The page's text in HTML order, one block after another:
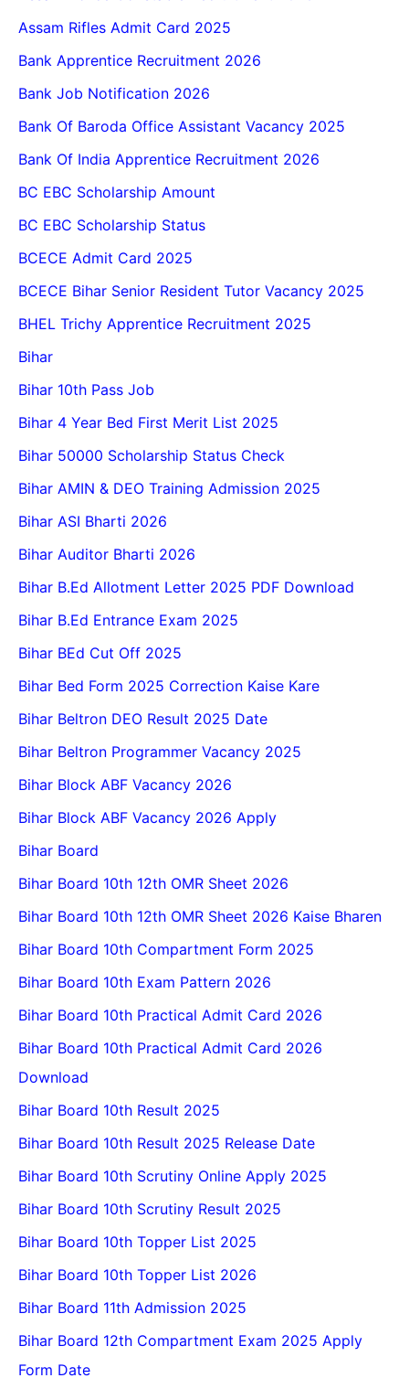
Assam Rifles Admit Card 2025
Bank Apprentice Recruitment 2026
Bank Job Notification 2026
Bank Of Baroda Office Assistant Vacancy 2025
Bank Of India Apprentice Recruitment 2026
BC EBC Scholarship Amount
BC EBC Scholarship Status
BCECE Admit Card 2025
BCECE Bihar Senior Resident Tutor Vacancy 2025
BHEL Trichy Apprentice Recruitment 2025
Bihar
Bihar 10th Pass Job
Bihar 4 Year Bed First Merit List 2025
Bihar 50000 Scholarship Status Check
Bihar AMIN & DEO Training Admission 2025
Bihar ASI Bharti 2026
Bihar Auditor Bharti 2026
Bihar B.Ed Allotment Letter 2025 PDF Download
Bihar B.Ed Entrance Exam 2025
Bihar BEd Cut Off 2025
Bihar Bed Form 2025 Correction Kaise Kare
Bihar Beltron DEO Result 2025 Date
Bihar Beltron Programmer Vacancy 2025
Bihar Block ABF Vacancy 2026
Bihar Block ABF Vacancy 2026 Apply
Bihar Board
Bihar Board 10th 12th OMR Sheet 2026
Bihar Board 10th 12th OMR Sheet 2026 Kaise Bharen
Bihar Board 10th Compartment Form 2025
Bihar Board 10th Exam Pattern 2026
Bihar Board 10th Practical Admit Card 2026
Bihar Board 10th Practical Admit Card 2026
Download
Bihar Board 10th Result 2025
Bihar Board 10th Result 2025 Release Date
Bihar Board 10th Scrutiny Online Apply 2025
Bihar Board 10th Scrutiny Result 2025
Bihar Board 10th Topper List 2025
Bihar Board 10th Topper List 2026
Bihar Board 11th Admission 2025
Bihar Board 12th Compartment Exam 2025 Apply
Form Date